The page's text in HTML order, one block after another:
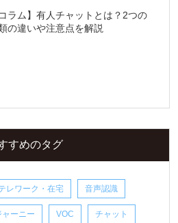
コラム】有人チャットとは？2つの
の違いや注意点を解説
すめのタグ
レワーク・在宅 音声認識
ーニー VOC チャット